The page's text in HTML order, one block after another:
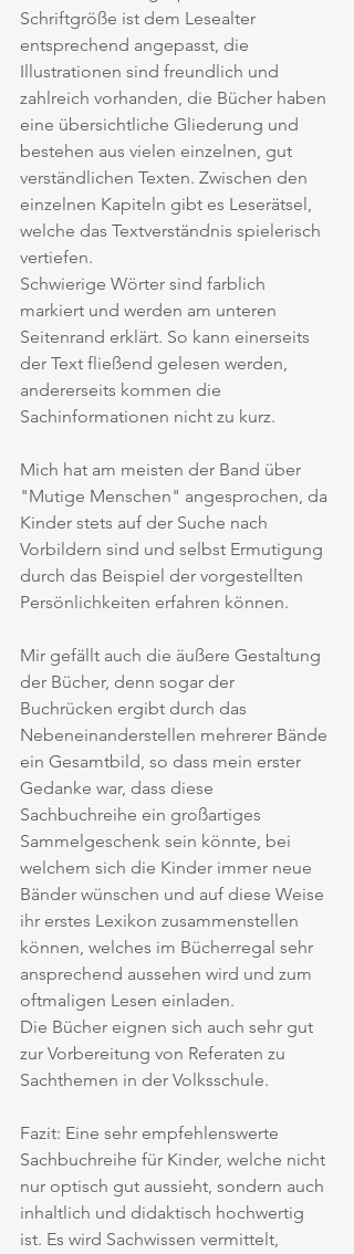
Schriftgröße ist dem Lesealter
entsprechend angepasst, die
Illustrationen sind freundlich und
zahlreich vorhanden, die Bücher haben
eine übersichtliche Gliederung und
bestehen aus vielen einzelnen, gut
verständlichen Texten. Zwischen den
einzelnen Kapiteln gibt es Leserätsel,
welche das Textverständnis spielerisch
vertiefen.
Schwierige Wörter sind farblich
markiert und werden am unteren
Seitenrand erklärt. So kann einerseits
der Text fließend gelesen werden,
andererseits kommen die
Sachinformationen nicht zu kurz.
Mich hat am meisten der Band über
"Mutige Menschen" angesprochen, da
Kinder stets auf der Suche nach
Vorbildern sind und selbst Ermutigung
durch das Beispiel der vorgestellten
Persönlichkeiten erfahren können.
Mir gefällt auch die äußere Gestaltung
der Bücher, denn sogar der
Buchrücken ergibt durch das
Nebeneinanderstellen mehrerer Bände
ein Gesamtbild, so dass mein erster
Gedanke war, dass diese
Sachbuchreihe ein großartiges
Sammelgeschenk sein könnte, bei
welchem sich die Kinder immer neue
Bänder wünschen und auf diese Weise
ihr erstes Lexikon zusammenstellen
können, welches im Bücherregal sehr
ansprechend aussehen wird und zum
oftmaligen Lesen einladen.
Die Bücher eignen sich auch sehr gut
zur Vorbereitung von Referaten zu
Sachthemen in der Volksschule.
Fazit: Eine sehr empfehlenswerte
Sachbuchreihe für Kinder, welche nicht
nur optisch gut aussieht, sondern auch
inhaltlich und didaktisch hochwertig
ist. Es wird Sachwissen vermittelt,